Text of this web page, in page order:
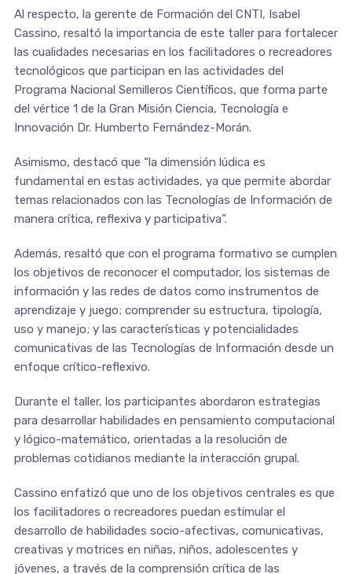
Al respecto, la gerente de Formación del CNTI, Isabel
Cassino, resaltó la importancia de este taller para fortalecer
las cualidades necesarias en los facilitadores o recreadores
tecnológicos que participan en las actividades del
Programa Nacional Semilleros Científicos, que forma parte
del vértice 1 de la Gran Misión Ciencia, Tecnología e
Innovación Dr. Humberto Fernández-Morán.
Asimismo, destacó que “la dimensión lúdica es
fundamental en estas actividades, ya que permite abordar
temas relacionados con las Tecnologías de Información de
manera crítica, reflexiva y participativa”.
Además, resaltó que con el programa formativo se cumplen
los objetivos de reconocer el computador, los sistemas de
información y las redes de datos como instrumentos de
aprendizaje y juego; comprender su estructura, tipología,
uso y manejo; y las características y potencialidades
comunicativas de las Tecnologías de Información desde un
enfoque crítico-reflexivo.
Durante el taller, los participantes abordaron estrategias
para desarrollar habilidades en pensamiento computacional
y lógico-matemático, orientadas a la resolución de
problemas cotidianos mediante la interacción grupal.
Cassino enfatizó que uno de los objetivos centrales es que
los facilitadores o recreadores puedan estimular el
desarrollo de habilidades socio-afectivas, comunicativas,
creativas y motrices en niñas, niños, adolescentes y
jóvenes, a través de la comprensión crítica de las